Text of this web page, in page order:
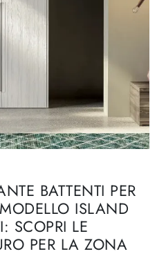
BATTENTI PER
ISLAND
SCOPRI LE
PER LA ZONA